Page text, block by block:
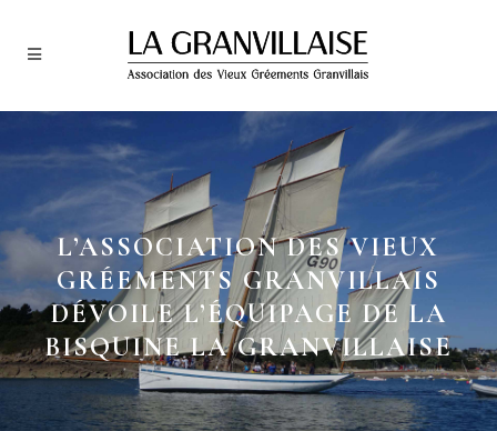
L’ASSOCIATION DES VIEUX
GRÉEMENTS GRANVILLAIS
DÉVOILE L’ÉQUIPAGE DE LA
BISQUINE LA GRANVILLAISE